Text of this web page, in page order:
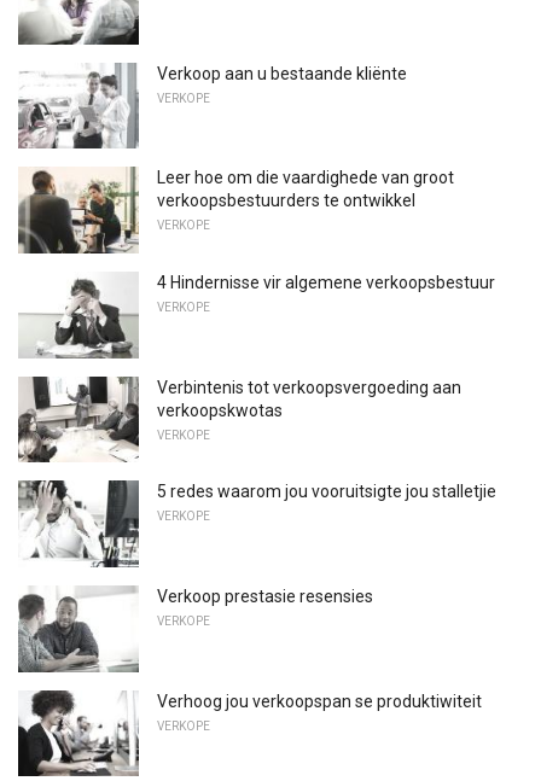
Verkoop aan u bestaande kliënte
VERKOPE
Leer hoe om die vaardighede van groot
verkoopsbestuurders te ontwikkel
VERKOPE
4 Hindernisse vir algemene verkoopsbestuur
VERKOPE
Verbintenis tot verkoopsvergoeding aan
verkoopskwotas
VERKOPE
5 redes waarom jou vooruitsigte jou stalletjie
VERKOPE
Verkoop prestasie resensies
VERKOPE
Verhoog jou verkoopspan se produktiwiteit
VERKOPE